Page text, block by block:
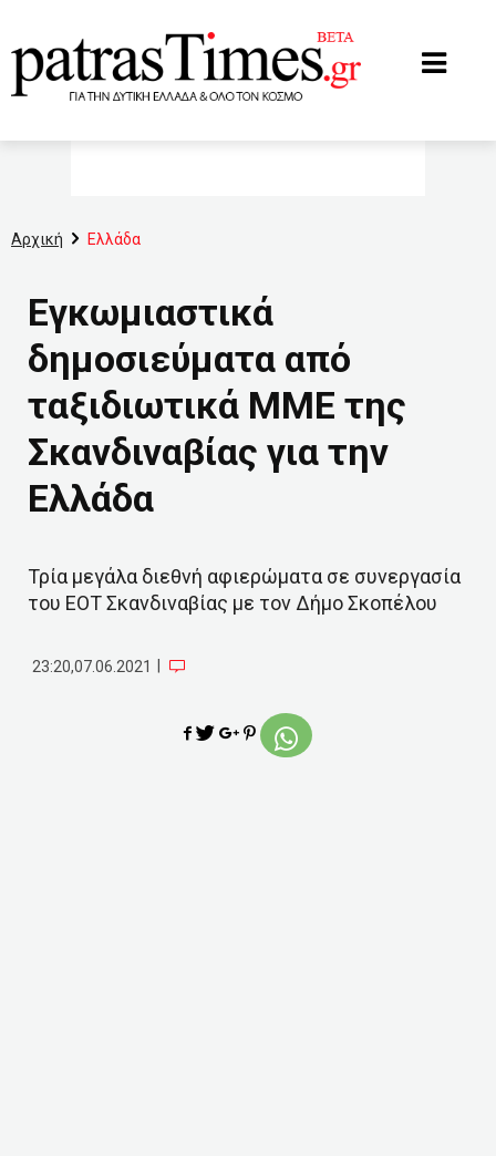
Αρχική Ελλάδα
Εγκωμιαστικά
δημοσιεύματα από
ταξιδιωτικά ΜΜΕ της
Σκανδιναβίας για την
Ελλάδα
Τρία μεγάλα διεθνή αφιερώματα σε συνεργασία
του ΕΟΤ Σκανδιναβίας με τον Δήμο Σκοπέλου
23:20,07.06.2021